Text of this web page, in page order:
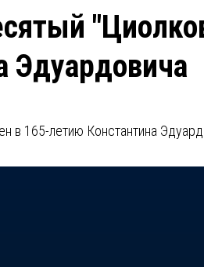
Эдуардовича
в 165-летию Константина